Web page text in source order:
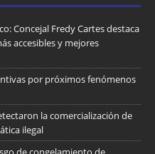
Concejal Fredy Cartes destaca
accesibles y mejores
por próximos fenómenos
la comercialización de
ilegal